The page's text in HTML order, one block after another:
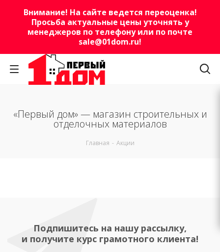
Внимание! На сайте ведется переоценка!
Просьба актуальные цены уточнять у
менеджеров по телефону или по почте
sale@01dom.ru!
«Первый дом» — магазин строительных и
отделочных материалов
Главная - Акции
Подпишитесь на нашу рассылку,
и получите курс грамотного клиента!